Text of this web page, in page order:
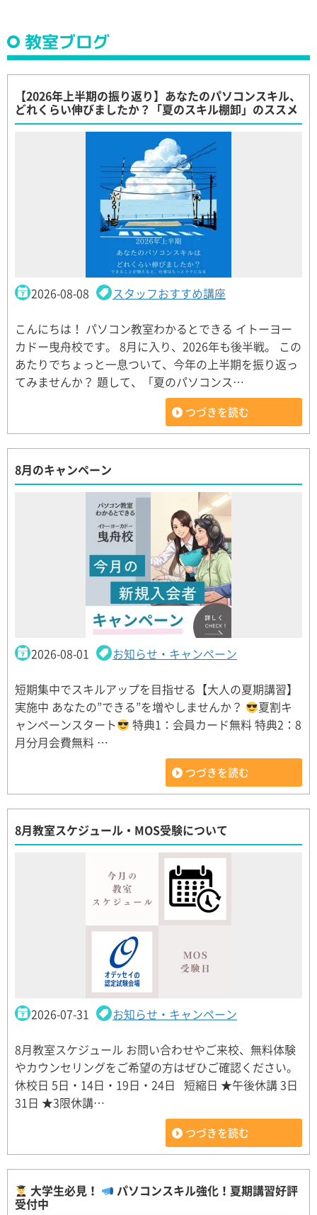
教室ブログ
【2026年上半期の振り返り】あなたのパソコンスキル、
どれくらい伸びましたか？「夏のスキル棚卸」のススメ
2026-08-08 スタッフおすすめ講座
こんにちは！ パソコン教室わかるとできる イトーヨー
カドー曳舟校です。 8月に入り、2026年も後半戦。 この
あたりでちょっと一息ついて、今年の上半期を振り返っ
てみませんか？ 題して、「夏のパソコンス…
つづきを読む
8月のキャンペーン
2026-08-01 お知らせ・キャンペーン
短期集中でスキルアップを目指せる【大人の夏期講習】
実施中 あなたの”できる”を増やしませんか？
夏割キ
ャンペーンスタート
特典1：会員カード無料 特典2：8
月分月会費無料 …
つづきを読む
8月教室スケジュール・MOS受験について
2026-07-31 お知らせ・キャンペーン
8月教室スケジュール お問い合わせやご来校、無料体験
やカウンセリングをご希望の方はぜひご確認ください。
休校日 5日・14日・19日・24日 短縮日 ★午後休講 3日
31日 ★3限休講…
つづきを読む
大学生必見！ パソコンスキル強化！夏期講習好評
受付中